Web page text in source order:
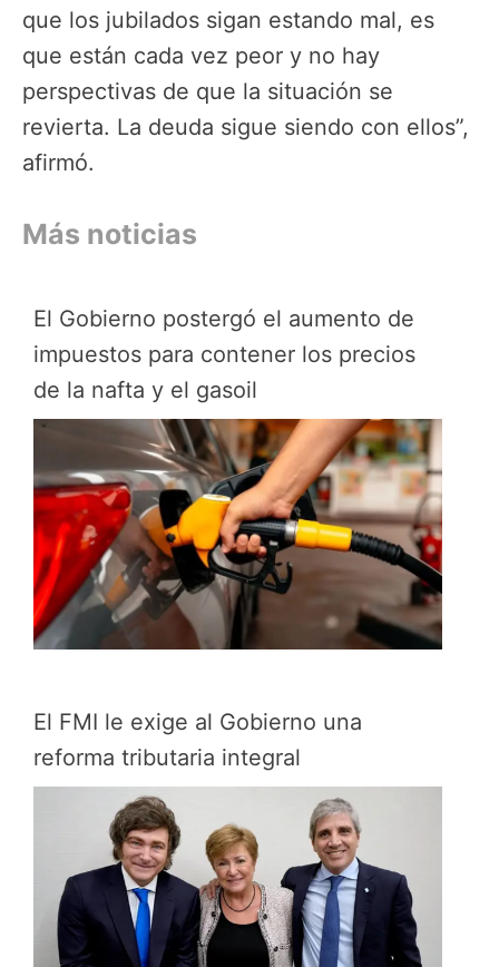
que los jubilados sigan estando mal, es
que están cada vez peor y no hay
perspectivas de que la situación se
revierta. La deuda sigue siendo con ellos”,
afirmó.
Más noticias
El Gobierno postergó el aumento de
impuestos para contener los precios
de la nafta y el gasoil
El FMI le exige al Gobierno una
reforma tributaria integral